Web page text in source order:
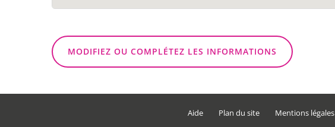
MODIFIEZ OU COMPLÉTEZ LES INFORMATIONS
Aide Plan du site Mentions légales